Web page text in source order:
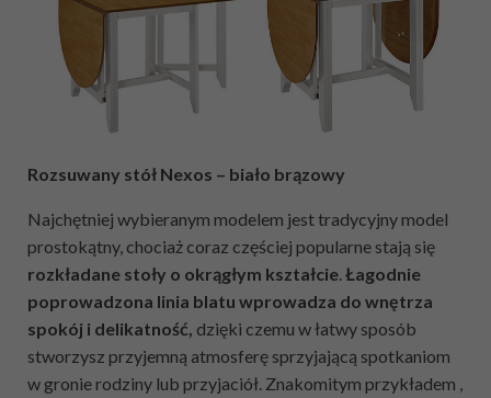
Rozsuwany stół Nexos – biało brązowy
Najchętniej wybieranym modelem jest tradycyjny model
prostokątny, chociaż coraz częściej popularne stają się
rozkładane stoły o okrągłym kształcie.Łagodnie
poprowadzona linia blatu wprowadza do wnętrza
spokój i delikatność, dzięki czemu w łatwy sposób
stworzysz przyjemną atmosferę sprzyjającą spotkaniom
w gronie rodziny lub przyjaciół. Znakomitym przykładem ,